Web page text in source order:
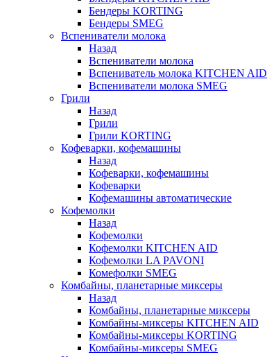
Бендеры KORTING
Бендеры SMEG
Вспениватели молока
Назад
Вспениватели молока
Вспениватель молока KITCHEN AID
Вспениватели молока SMEG
Грили
Назад
Грили
Грили KORTING
Кофеварки, кофемашины
Назад
Кофеварки, кофемашины
Кофеварки
Кофемашины автоматические
Кофемолки
Назад
Кофемолки
Кофемолки KITCHEN AID
Кофемолки LA PAVONI
Комефолки SMEG
Комбайны, планетарные миксеры
Назад
Комбайны, планетарные миксеры
Комбайны-миксеры KITCHEN AID
Комбайны-миксеры KORTING
Комбайны-миксеры SMEG